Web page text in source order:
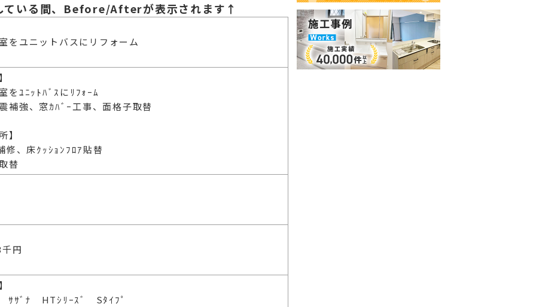
ている間、Before/Afterが表示されます↑
をユニットバスにリフォーム
をﾕﾆｯﾄﾊﾞｽにﾘﾌｫｰﾑ
補強、窓ｶﾊﾞｰ工事、面格子取替
】
修、床ｸｯｼｮﾝﾌﾛｱ貼替
替
円
ｻｻﾞﾅ HTｼﾘｰｽﾞ Sﾀｲﾌﾟ